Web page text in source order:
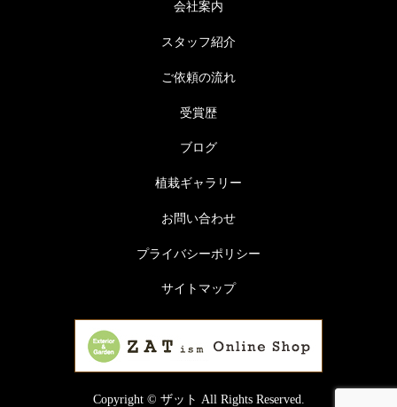
会社案内
スタッフ紹介
ご依頼の流れ
受賞歴
ブログ
植栽ギャラリー
お問い合わせ
プライバシーポリシー
サイトマップ
Copyright © ザット All Rights Reserved.